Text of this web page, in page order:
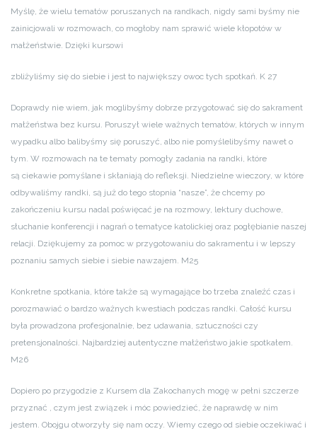
Myślę, że wielu tematów poruszanych na randkach, nigdy sami byśmy nie
zainicjowali w rozmowach, co mogłoby nam sprawić wiele kłopotów w
małżeństwie. Dzięki kursowi
zbliżyliśmy się do siebie i jest to największy owoc tych spotkań. K 27
Doprawdy nie wiem, jak moglibyśmy dobrze przygotować się do sakrament
małżeństwa bez kursu. Poruszył wiele ważnych tematów, których w innym
wypadku albo balibyśmy się poruszyć, albo nie pomyślelibyśmy nawet o
tym. W rozmowach na te tematy pomogły zadania na randki, które
są ciekawie pomyślane i skłaniają do refleksji. Niedzielne wieczory, w które
odbywaliśmy randki, są już do tego stopnia “nasze”, że chcemy po
zakończeniu kursu nadal poświęcać je na rozmowy, lektury duchowe,
słuchanie konferencji i nagrań o tematyce katolickiej oraz pogłębianie naszej
relacji. Dziękujemy za pomoc w przygotowaniu do sakramentu i w lepszy
poznaniu samych siebie i siebie nawzajem. M25
Konkretne spotkania, które także są wymagające bo trzeba znaleźć czas i
porozmawiać o bardzo ważnych kwestiach podczas randki. Całość kursu
była prowadzona profesjonalnie, bez udawania, sztuczności czy
pretensjonalności. Najbardziej autentyczne małżeństwo jakie spotkałem.
M26
Dopiero po przygodzie z Kursem dla Zakochanych mogę w pełni szczerze
przyznać , czym jest związek i móc powiedzieć, że naprawdę w nim
jestem. Obojgu otworzyły się nam oczy. Wiemy czego od siebie oczekiwać i